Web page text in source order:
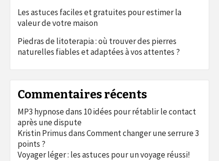
Les astuces faciles et gratuites pour estimer la
valeur de votre maison
Piedras de litoterapia : où trouver des pierres
naturelles fiables et adaptées à vos attentes ?
Commentaires récents
MP3 hypnosedans 10 idées pour rétablir le contact
après une dispute
Kristin PrimusdansComment changer une serrure 3
points ?
Voyager léger : les astuces pour un voyage réussi!